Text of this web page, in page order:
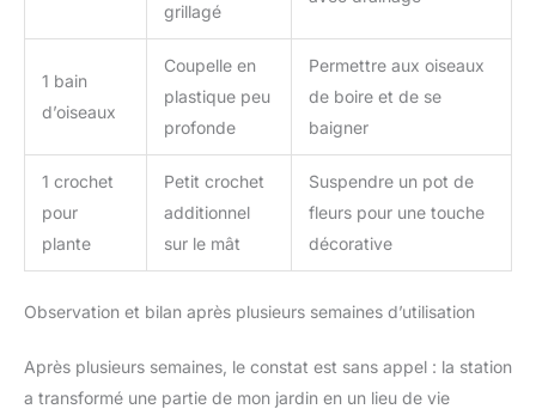
grillagé
1 bain
d’oiseaux
Coupelle en
plastique peu
profonde
Permettre aux oiseaux
de boire et de se
baigner
1 crochet
pour
plante
Petit crochet
additionnel
sur le mât
Suspendre un pot de
fleurs pour une touche
décorative
Observation et bilan après plusieurs semaines d’utilisation
Après plusieurs semaines, le constat est sans appel : la station
a transformé une partie de mon jardin en un lieu de vie